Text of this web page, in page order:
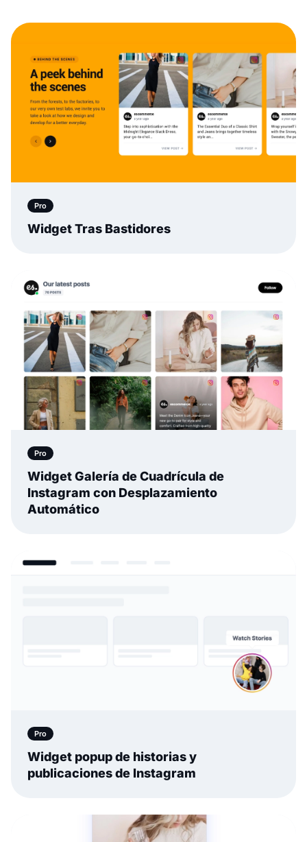
Pro
Widget Tras Bastidores
Pro
Widget Galería de Cuadrícula de
Instagram con Desplazamiento
Automático
Pro
Widget popup de historias y
publicaciones de Instagram